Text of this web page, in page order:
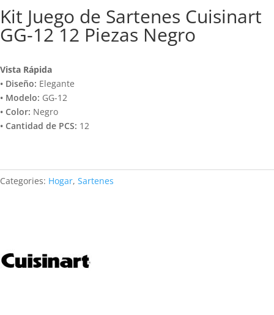
Kit Juego de Sartenes Cuisinart
GG-12 12 Piezas Negro
Vista Rápida
• Diseño: Elegante
• Modelo: GG-12
• Color: Negro
• Cantidad de PCS: 12
Categories: Hogar, Sartenes